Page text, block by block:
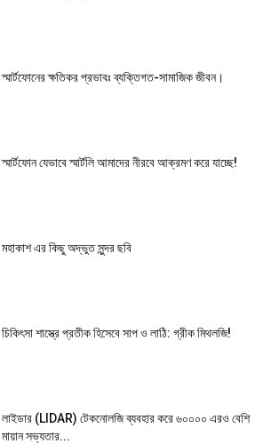
স্মার্টফোনের ক্ষতিকর প্রভাবঃ ব্যক্তিগত-সামাজিক জীবন।
স্মার্টফোন যেভাবে স্মার্টলি আমাদের নীরবে আক্রমণ করে যাচ্ছে!
মহাকাশ এর কিছু অদ্ভুত সুন্দর ছবি
চিকিৎসা শাস্ত্রে প্রতীক হিসেবে সাপ ও লাঠি: গ্রীক মিথলজি!
লাইডার (LIDAR) টেকনোলজি ব্যবহার করে ৬০০০০ এরও বেশি
মায়ান সভ্যতার...